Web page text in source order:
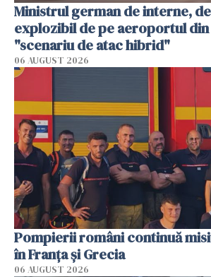
Ministrul german de interne,
explozibil de pe aeroportul din
"scenariu de atac hibrid"
06 AUGUST 2026
Pompierii români continuă
în Franţa şi Grecia
06 AUGUST 2026